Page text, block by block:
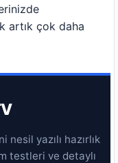
artık çok daha
nesil yazılı hazırlık
testleri ve detaylı